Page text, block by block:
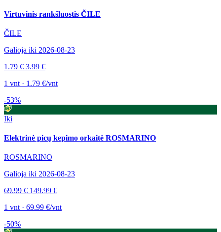
Virtuvinis rankšluostis ČILE
ČILE
Galioja iki 2026-08-23
1.79 € 3.99 €
1 vnt · 1.79 €/vnt
-53%
Iki
Elektrinė picų kepimo orkaitė ROSMARINO
ROSMARINO
Galioja iki 2026-08-23
69.99 € 149.99 €
1 vnt · 69.99 €/vnt
-50%